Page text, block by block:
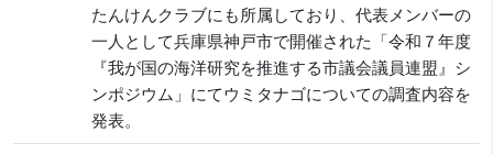
たんけんクラブにも所属しており、代表メンバーの
一人として兵庫県神戸市で開催された「令和７年度
『我が国の海洋研究を推進する市議会議員連盟』シ
ンポジウム」にてウミタナゴについての調査内容を
発表。